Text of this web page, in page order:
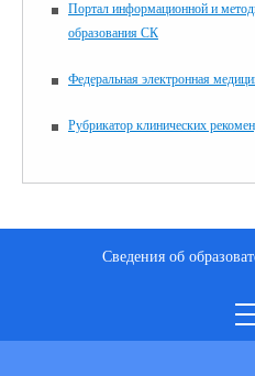
Портал информационной и
образования СК
Федеральная электронная
Рубрикатор клинических
Сведения об